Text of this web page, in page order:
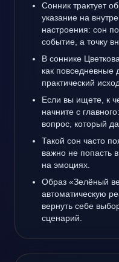
Сонник трактует
указание на
настроения: сон
событие, а точку
В соннике
как повседневные
практический
Если вы ищете, к
начните с
вопрос, который
Такой сон часто
важно не попасть
на эмоциях.
Образ «Зелёный
автоматическую
вернуть себе
сценарий.